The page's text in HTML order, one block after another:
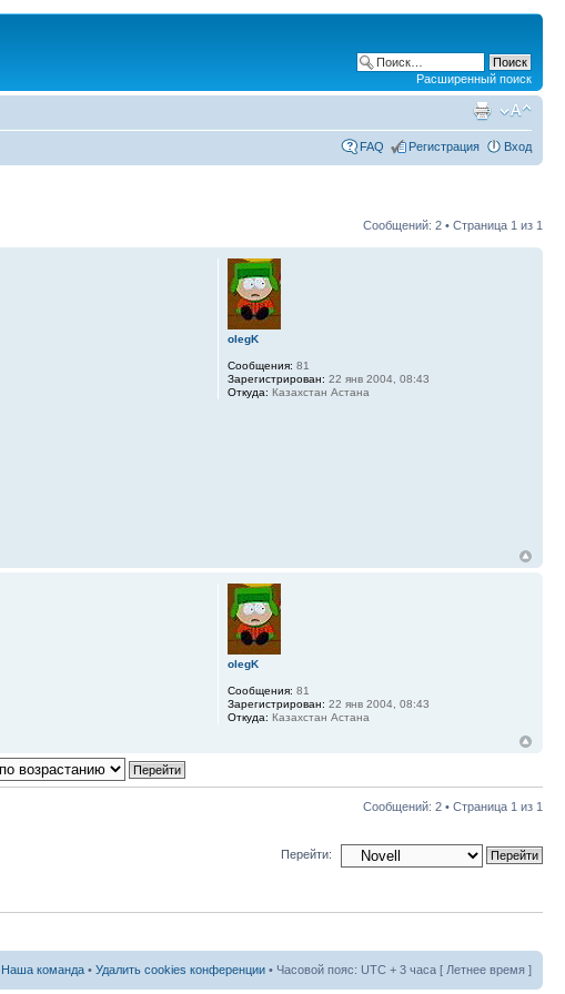
Расширенный поиск
FAQ Регистрация Вход
Сообщений: 2 • Страница 1 из 1
olegK
Сообщения: 81
Зарегистрирован: 22 янв 2004, 08:43
Откуда: Казахстан Астана
olegK
Сообщения: 81
Зарегистрирован: 22 янв 2004, 08:43
Откуда: Казахстан Астана
Сообщений: 2 • Страница 1 из 1
Перейти:
Наша команда • Удалить cookies конференции • Часовой пояс: UTC + 3 часа [ Летнее время ]